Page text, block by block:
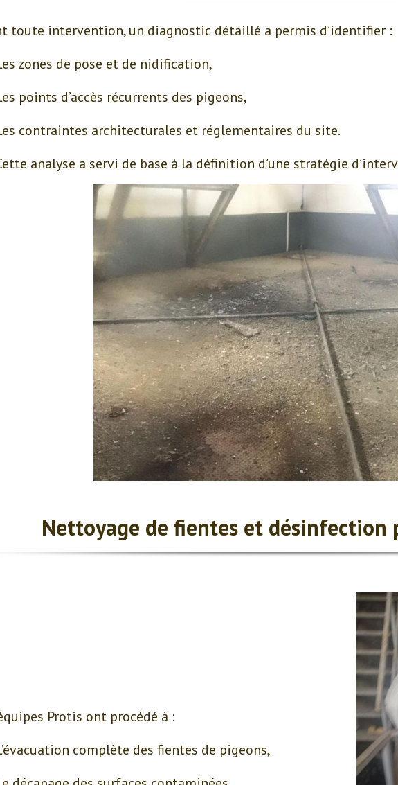
toute intervention, un diagnostic détaillé a permis d’identifier :
zones de pose et de nidification,
points d’accès récurrents des pigeons,
contraintes architecturales et réglementaires du site.
analyse a servi de base à la définition d’une stratégie
Nettoyage de fientes et désinfection
Protis ont procédé à :
complète des fientes de pigeons,